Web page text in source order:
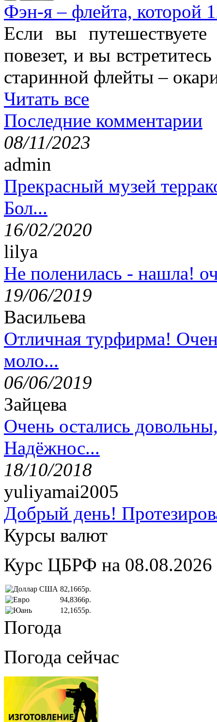
Фэн-я – флейта, которой
Если вы
повезет, и вы
старинной флейты –
Читать все
Последние комментарии
08/11/2023
admin
Прекрасный музей
Бол...
16/02/2020
lilya
Не поленилась - нашла!
19/06/2019
Васильева
Отличная турфирма!
моло...
06/06/2019
Зайцева
Очень остались
Надёжнос...
18/10/2018
yuliyamai2005
Добрый день!
Курсы валют
Курс ЦБРФ на 08.08.2026
82,1665р.
94,8366р.
12,1655р.
Погода
Погода сейчас